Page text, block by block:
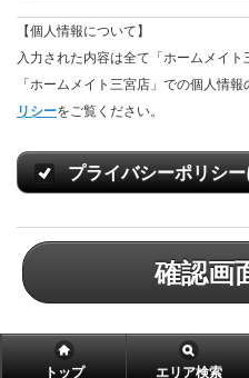
【個人情報について】
入力された内容は全て「ホームメイト
「ホームメイト三宮店」での個人情
リシーをご覧ください。
プライバシーポリシ
確認画
トップ エリア検索